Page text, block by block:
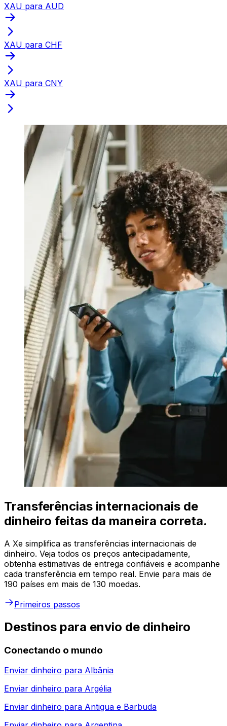
XAU para AUD
XAU para CHF
XAU para CNY
Transferências internacionais de
dinheiro feitas da maneira correta.
A Xe simplifica as transferências internacionais de
dinheiro. Veja todos os preços antecipadamente,
obtenha estimativas de entrega confiáveis e acompanhe
cada transferência em tempo real. Envie para mais de
190 países em mais de 130 moedas.
Primeiros passos
Destinos para envio de dinheiro
Conectando o mundo
Enviar dinheiro para Albânia
Enviar dinheiro para Argélia
Enviar dinheiro para Antigua e Barbuda